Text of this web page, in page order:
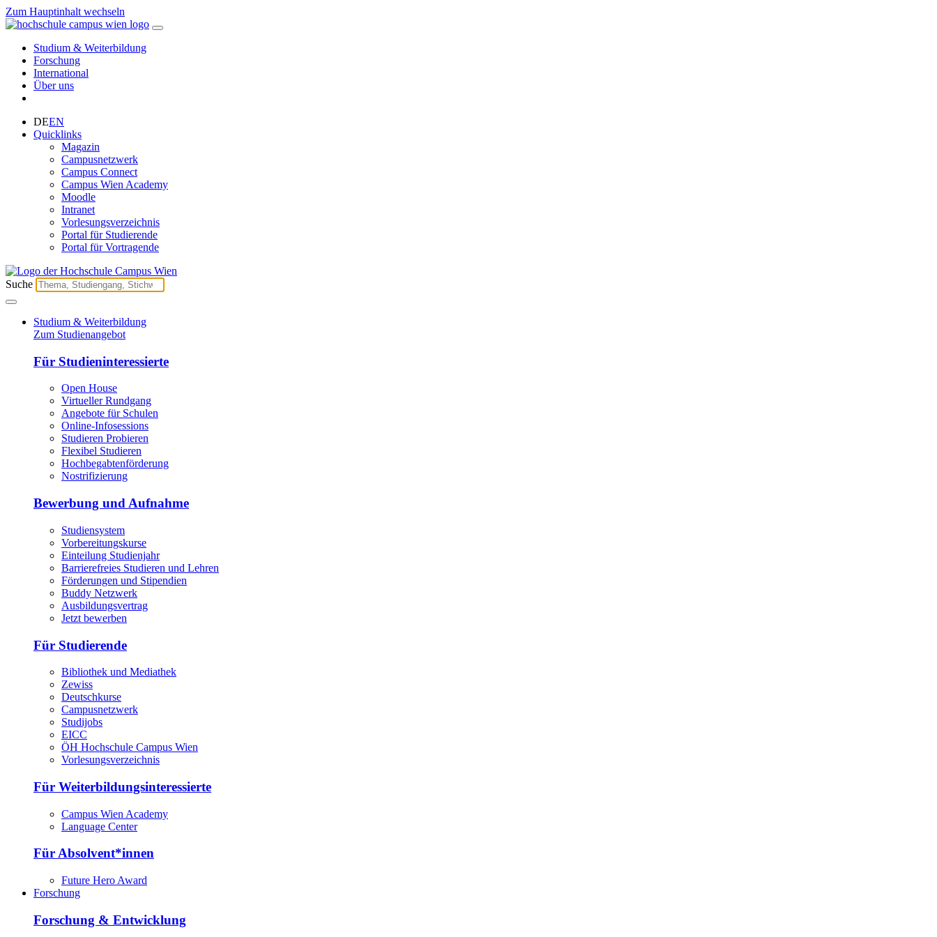
Zum Hauptinhalt wechseln
Studium & Weiterbildung
Forschung
International
Über uns
DEEN
Quicklinks
Magazin
Campusnetzwerk
Campus Connect
Campus Wien Academy
Moodle
Intranet
Vorlesungsverzeichnis
Portal für Studierende
Portal für Vortragende
Suche
Studium & Weiterbildung
Zum Studienangebot
Für Studieninteressierte
Open House
Virtueller Rundgang
Angebote für Schulen
Online-Infosessions
Studieren Probieren
Flexibel Studieren
Hochbegabtenförderung
Nostrifizierung
Bewerbung und Aufnahme
Studiensystem
Vorbereitungskurse
Einteilung Studienjahr
Barrierefreies Studieren und Lehren
Förderungen und Stipendien
Buddy Netzwerk
Ausbildungsvertrag
Jetzt bewerben
Für Studierende
Bibliothek und Mediathek
Zewiss
Deutschkurse
Campusnetzwerk
Studijobs
EICC
ÖH Hochschule Campus Wien
Vorlesungsverzeichnis
Für Weiterbildungsinteressierte
Campus Wien Academy
Language Center
Für Absolvent*innen
Future Hero Award
Forschung
Forschung & Entwicklung